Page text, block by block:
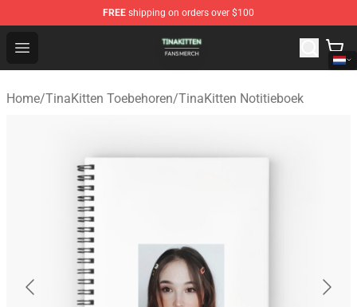
FREE shipping on orders over $100
Open menu
TinaKitten Shop - Official TinaKitten Merchandise Store
Home/TinaKitten Toebehoren/TinaKitten Notitieboek